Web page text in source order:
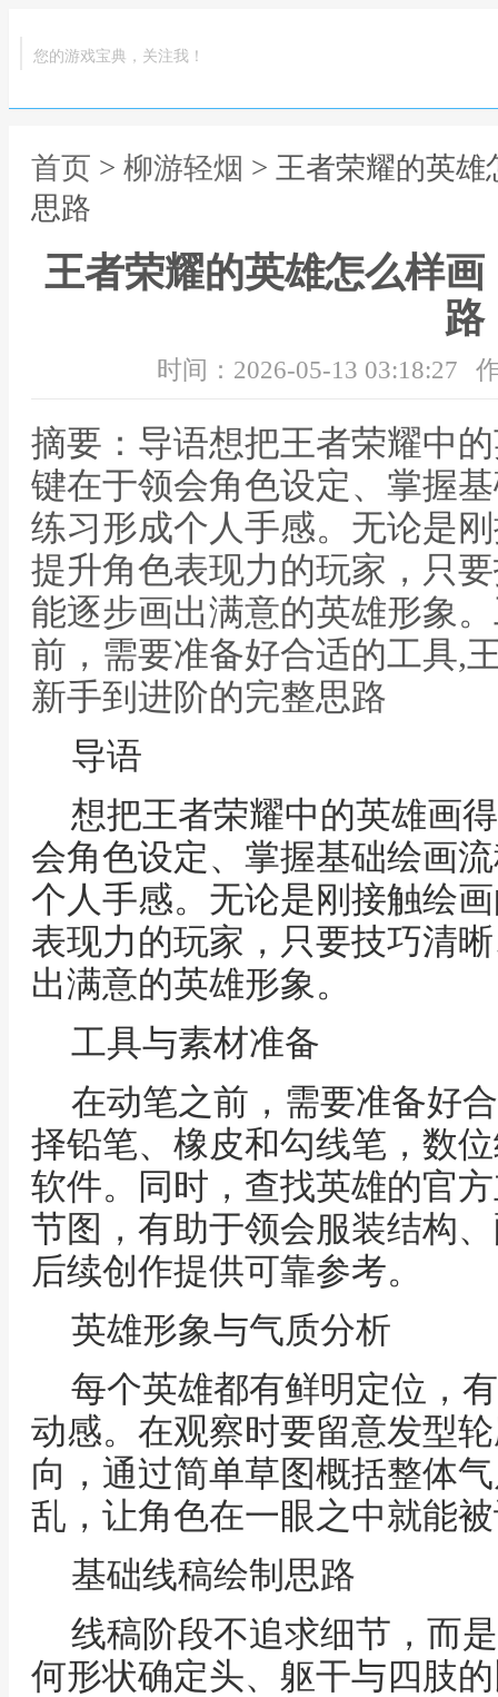
您的游戏宝典，关注我！
首页 > 柳游轻烟 > 王者荣耀的英
思路
王者荣耀的英雄怎么样
路
时间：2026-05-13 03:18:27
摘要：导语想把王者荣耀中
键在于领会角色设定、掌握
练习形成个人手感。无论是
提升角色表现力的玩家，只
能逐步画出满意的英雄形象
前，需要准备好合适的工具,
新手到进阶的完整思路
导语
想把王者荣耀中的英雄画
会角色设定、掌握基础绘画
个人手感。无论是刚接触绘
表现力的玩家，只要技巧清
出满意的英雄形象。
工具与素材准备
在动笔之前，需要准备好
择铅笔、橡皮和勾线笔，数
软件。同时，查找英雄的官
节图，有助于领会服装结构
后续创作提供可靠参考。
英雄形象与气质分析
每个英雄都有鲜明定位，
动感。在观察时要留意发型
向，通过简单草图概括整体
乱，让角色在一眼之中就能
基础线稿绘制思路
线稿阶段不追求细节，而
何形状确定头、躯干与四肢